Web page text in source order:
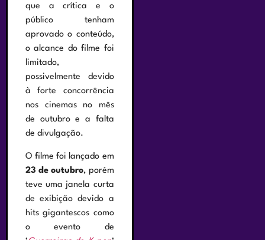
que a crítica e o
público tenham
aprovado o conteúdo,
o alcance do filme foi
limitado,
possivelmente devido
à forte concorrência
nos cinemas no mês
de outubro e a falta
de divulgação.
O filme foi lançado em
23 de outubro, porém
teve uma janela curta
de exibição devido a
hits gigantescos como
o evento de